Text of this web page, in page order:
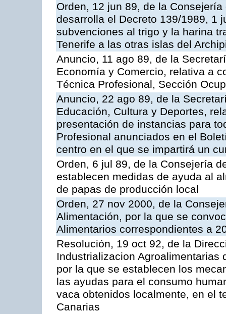
Orden, 12 jun 89, de la
desarrolla el Decreto 139/1989, 1
subvenciones al trigo y la harina
Tenerife a las otras islas del
Anuncio, 11 ago 89, de la
Economía y Comercio, relativa a
Técnica Profesional, Sección
Anuncio, 22 ago 89, de la
Educación, Cultura y Deportes,
presentación de instancias para
Profesional anunciados en el
centro en el que se impartirá un
Orden, 6 jul 89, de la Consejería
establecen medidas de ayuda al
de papas de producción local
Orden, 27 nov 2000, de la
Alimentación, por la que se
Alimentarios correspondientes a
Resolución, 19 oct 92, de la
Industrializacion Agroalimentarias
por la que se establecen los
las ayudas para el consumo
vaca obtenidos localmente, en el
Canarias